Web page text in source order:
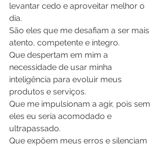
levantar cedo e aproveitar melhor o
dia.
São eles que me desafiam a ser mais
atento, competente e íntegro.
Que despertam em mim a
necessidade de usar minha
inteligência para evoluir meus
produtos e serviços.
Que me impulsionam a agir, pois sem
eles eu seria acomodado e
ultrapassado.
Que expõem meus erros e silenciam